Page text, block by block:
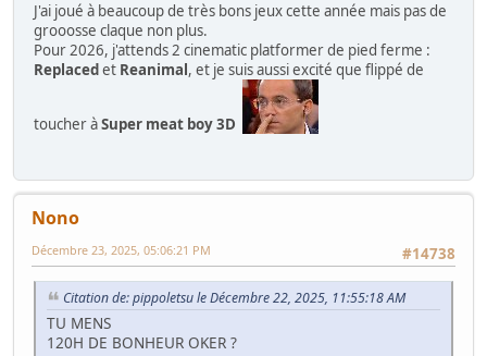
J'ai joué à beaucoup de très bons jeux cette année mais pas de
grooosse claque non plus.
Pour 2026, j'attends 2 cinematic platformer de pied ferme :
Replacedet Reanimal, et je suis aussi excité que flippé de
toucher àSuper meat boy 3D
Nono
#14738
Décembre 23, 2025, 05:06:21 PM
Citation de: pippoletsu le Décembre 22, 2025, 11:55:18 AM
TU MENS
120H DE BONHEUR OKER ?